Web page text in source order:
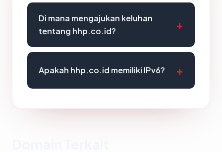
Di mana mengajukan keluhan
tentang hhp.co.id?
Apakah hhp.co.id memiliki IPv6?